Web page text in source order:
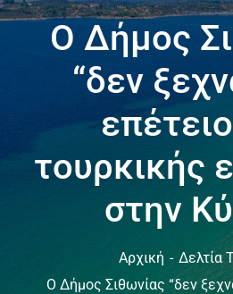
Ο Δήμος
“δεν
τουρκικής
στην
Αρχική
Δελτία
Ο Δήμος Σιθωνίας “δεν